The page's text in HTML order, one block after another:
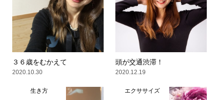
３６歳をむかえて
2020.10.30
頭が交通渋滞！
2020.12.19
生き方 エクササイズ